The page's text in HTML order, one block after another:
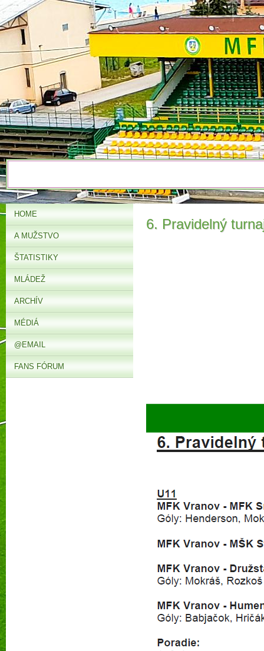
6. Pravidelný
HOME
A MUŽSTVO
ŠTATISTIKY
MLÁDEŽ
ARCHÍV
MÉDIÁ
@EMAIL
FANS FÓRUM